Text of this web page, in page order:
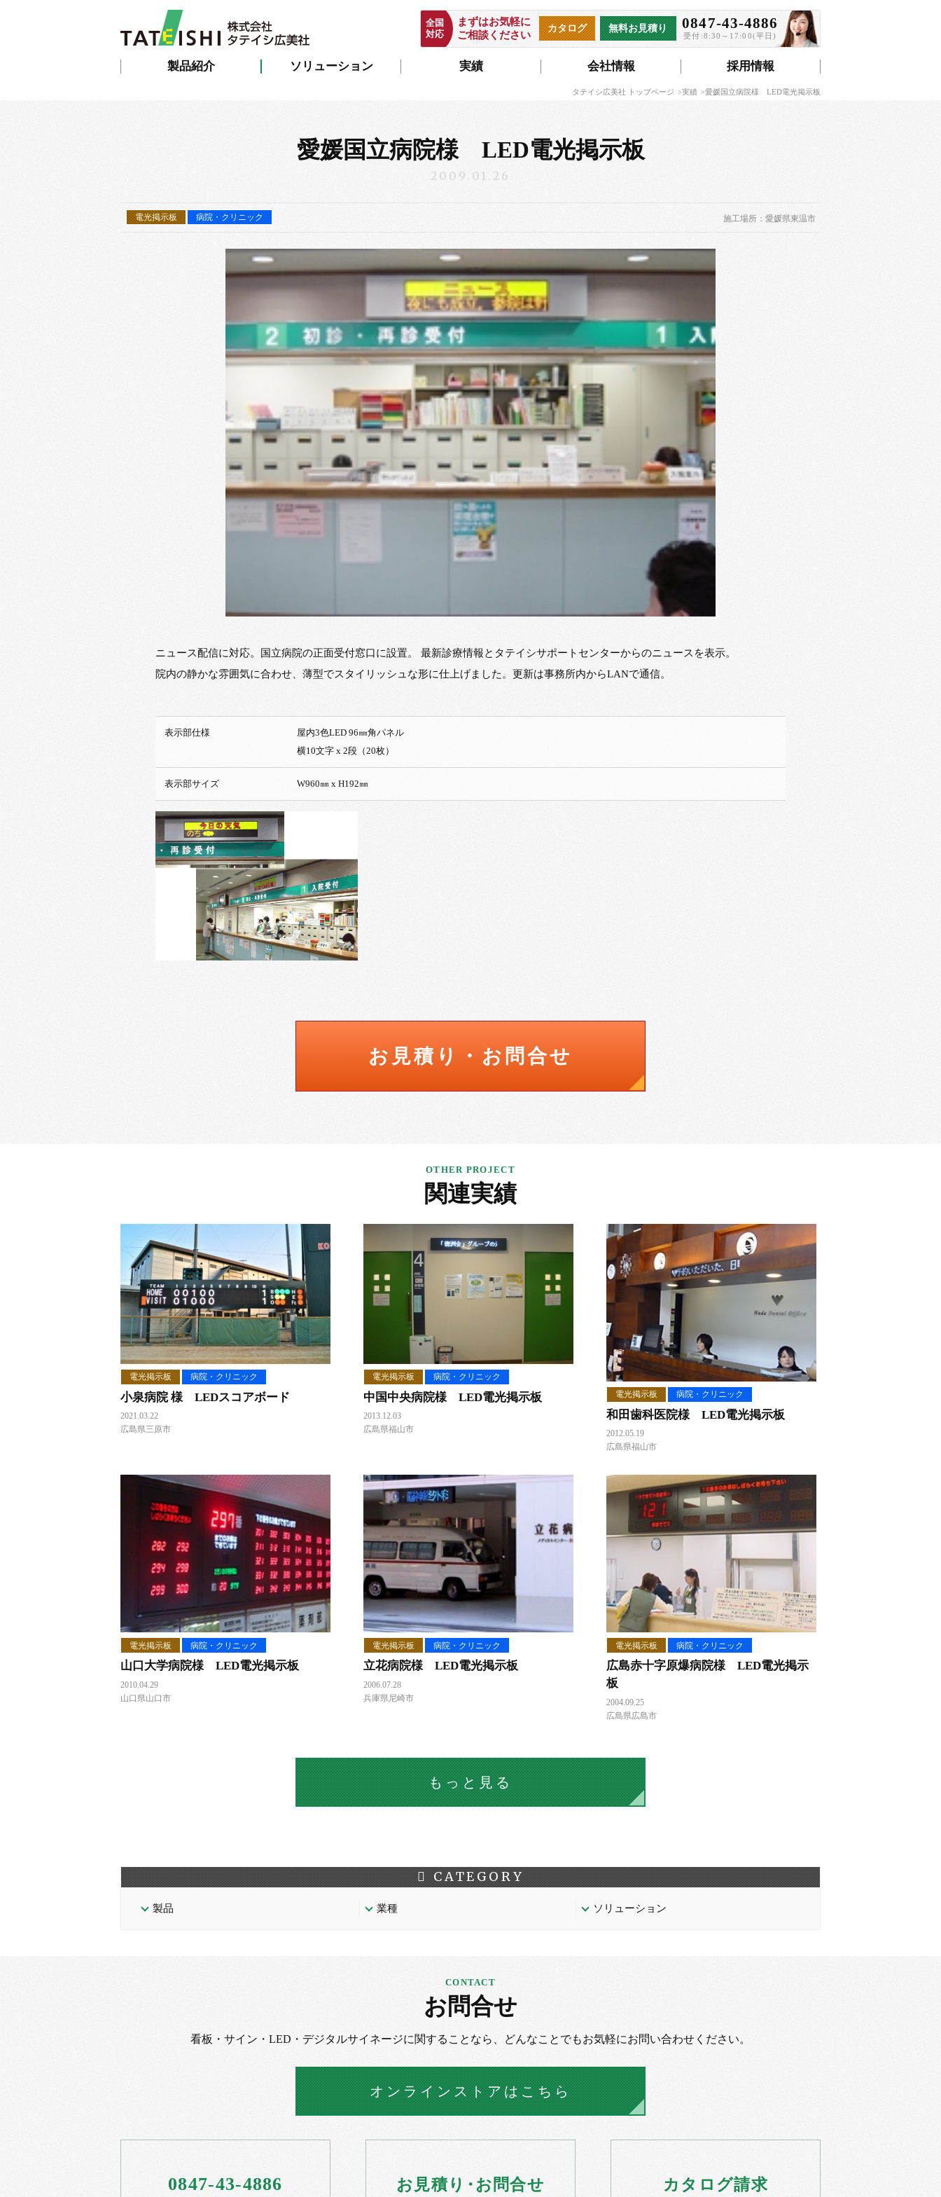
製品紹介 ソリューション 実績 会社情報 採用情報
0847-43-4886
受付:8:30～17:00(平日)
無料お見積り
カタログ
まずはお気軽に
ご相談ください
全国
対応
タテイシ広美社 トップページ 実績 愛媛国立病院様 LED電光掲示板
愛媛国立病院様 LED電光掲示板
2009.01.26
電光掲示板 病院・クリニック 施工場所：愛媛県東温市
ニュース配信に対応。国立病院の正面受付窓口に設置。 最新診療情報とタテイシサポートセンターからのニュースを表示。
院内の静かな雰囲気に合わせ、薄型でスタイリッシュな形に仕上げました。更新は事務所内からLANで通信。
表示部仕様
屋内3色LED 96㎜角パネル
横10文字 x 2段（20枚）
表示部サイズ W960㎜ x H192㎜
お見積り・お問合せ
関連実績
電光掲示板 病院・クリニック
小泉病院 様 LEDスコアボード
2021.03.22
広島県三原市
電光掲示板 病院・クリニック
中国中央病院様 LED電光掲示板
2013.12.03
広島県福山市
電光掲示板 病院・クリニック
和田歯科医院様 LED電光掲示板
2012.05.19
広島県福山市
電光掲示板 病院・クリニック
山口大学病院様 LED電光掲示板
2010.04.29
山口県山口市
電光掲示板 病院・クリニック
立花病院様 LED電光掲示板
2006.07.28
兵庫県尼崎市
電光掲示板 病院・クリニック
広島赤十字原爆病院様 LED電光掲示
板
2004.09.25
広島県広島市
もっと見る
CATEGORY
製品 業種 ソリューション
お問合せ
看板・サイン・LED・デジタルサイネージに関することなら、 どんなことでもお気軽にお問い合わせください。
オンラインストアはこちら
0847-43-4886 お 見積り・ お 問合せ カタログ請求